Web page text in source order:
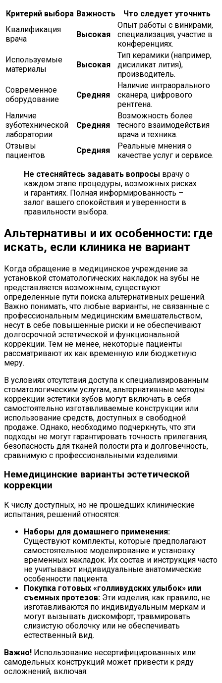
Критерий выбора Важность
Что следует уточнить
Квалификация
врача
Высокая
Опыт работы с винирами,
специализация, участие в
конференциях.
Используемые
материалы
Высокая
Тип керамики (например,
дисиликат лития),
производитель.
Современное
оборудование
Средняя
Наличие интраорального
сканера, цифрового
рентгена.
Наличие
зуботехнической
лаборатории
Средняя
Возможность более
тесного взаимодействия
врача и техника.
Отзывы
пациентов
Средняя
Реальные мнения о
качестве услуг и сервисе.
Не стесняйтесь задавать вопросы врачу о
каждом этапе процедуры, возможных рисках
и гарантиях. Полная информированность –
залог вашего спокойствия и уверенности в
правильности выбора.
Альтернативы и их особенности: где
искать, если клиника не вариант
Когда обращение в медицинское учреждение за
установкой стоматологических накладок на зубы не
представляется возможным, существуют
определенные пути поиска альтернативных решений.
Важно понимать, что любые варианты, не связанные с
профессиональным медицинским вмешательством,
несут в себе повышенные риски и не обеспечивают
долгосрочной эстетической и функциональной
коррекции. Тем не менее, некоторые пациенты
рассматривают их как временную или бюджетную
меру.
В условиях отсутствия доступа к специализированным
стоматологическим услугам, альтернативные методы
коррекции эстетики зубов могут включать в себя
самостоятельно изготавливаемые конструкции или
использование средств, доступных в свободной
продаже. Однако, необходимо подчеркнуть, что эти
подходы не могут гарантировать точность прилегания,
безопасность для тканей полости рта и долговечность,
сравнимую с профессиональными изделиями.
Немедицинские варианты эстетической
коррекции
К числу доступных, но не прошедших клинические
испытания, решений относятся:
Наборы для домашнего применения:
Существуют комплекты, которые предполагают
самостоятельное моделирование и установку
временных накладок. Их состав и инструкция часто
не учитывают индивидуальные анатомические
особенности пациента.
Покупка готовых «голливудских улыбок» или
съемных протезов: Эти изделия, как правило, не
изготавливаются по индивидуальным меркам и
могут вызывать дискомфорт, травмировать
слизистую оболочку или не обеспечивать
естественный вид.
Важно! Использование несертифицированных или
самодельных конструкций может привести к ряду
осложнений, включая: